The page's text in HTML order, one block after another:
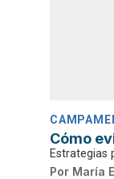
Cómo
Estrategias
Por María